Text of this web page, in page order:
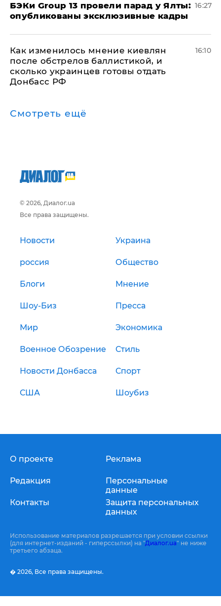
​БЭКи Group 13 провели парад у Ялты:
опубликованы эксклюзивные кадры
16:27
Как изменилось мнение киевлян
после обстрелов баллистикой, и
сколько украинцев готовы отдать
Донбасс РФ
16:10
Смотреть ещё
© 2026, Диалог.ua
Все права защищены.
Новости Украина
россия Общество
Блоги Мнение
Шоу-Биз Пресса
Мир Экономика
Военное Обозрение Стиль
Новости Донбасса Спорт
США Шоубиз
О проекте
Редакция
Контакты
Реклама
Персональные
данные
Защита персональных
данных
Использование материалов разрешается при условии ссылки
(для интернет-изданий - гиперссылки) на "Диалог.ua" не ниже
третьего абзаца.
� 2026, Все права защищены.